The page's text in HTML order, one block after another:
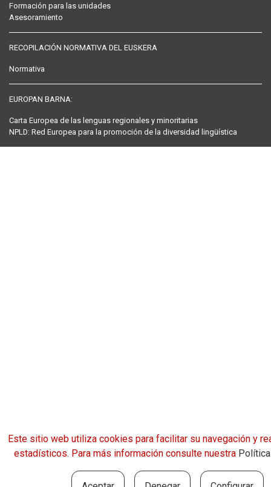
Formación para las unidades
Asesoramiento
RECOPILACIÓN NORMATIVA DEL EUSKERA
Normativa
EUROPAN BARNA:
Carta Europea de las lenguas regionales y minoritarias
NPLD: Red Europea para la promoción de la diversidad lingüística
Este sitio web utiliza cookies para facilitar su navegación y
estadísticos. Para más información consulte nuestra